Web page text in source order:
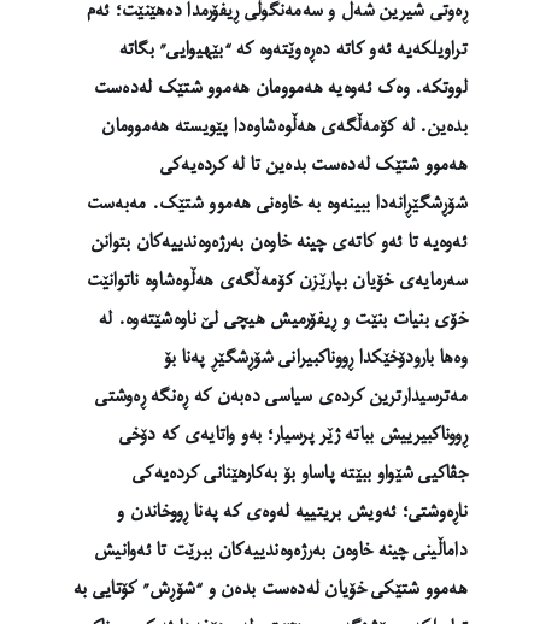
ڕەوتی شیرین شەل و سەمەنگوڵی ڕیفۆرمدا دەهێنێت؛ ئەم
تراویلکەیە ئەو کاتە دەڕەوێتەوە کە “بێهیوایی” بگاتە
لووتکە. وەک ئەوەیە هەموومان هەموو شتێک لەدەست
بدەین. لە کۆمەڵگەی هەڵوەشاوەدا پێویستە هەموومان
هەموو شتێک لەدەست بدەین تا لە کردەیەکی
شۆڕشگێڕانەدا ببینەوە بە خاوەنی هەموو شتێک. مەبەست
ئەوەیە تا ئەو کاتەی چینە خاوەن بەرژەوەندییەکان بتوانن
سەرمایەی خۆیان بپارێزن کۆمەڵگەی هەڵوەشاوە ناتوانێت
خۆی بنیات بنێت و ڕیفۆرمیش هیچی لێ ناوەشێتەوە. لە
وەها بارودۆخێکدا ڕووناکبیرانی شۆڕشگێڕ پەنا بۆ
مەترسیدارترین کردەی سیاسی دەبەن کە ڕەنگە ڕەوشتی
ڕووناکبیرییش بباتە ژێر پرسیار؛ بەو واتایەی کە دۆخی
جڤاکیی شێواو ببێتە پاساو بۆ بەکارهێنانی کردەیەکی
ناڕەوشتی؛ ئەویش بریتییە لەوەی کە پەنا ڕووخاندن و
داماڵینی چینە خاوەن بەرژەوەندییەکان ببرێت تا ئەوانیش
هەموو شتێکی خۆیان لەدەست بدەن و “شۆڕش” کۆتایی بە